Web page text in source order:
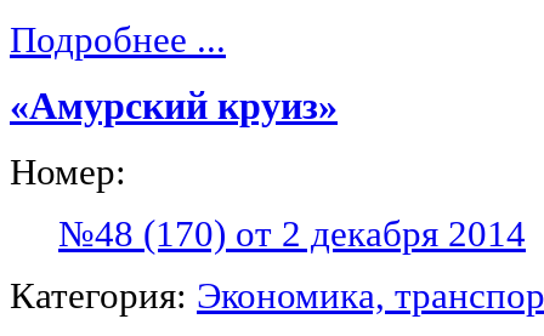
Подробнее ...
«Амурский круиз»
Номер:
№48 (170) от 2 декабря 2014
Категория: Экономика,